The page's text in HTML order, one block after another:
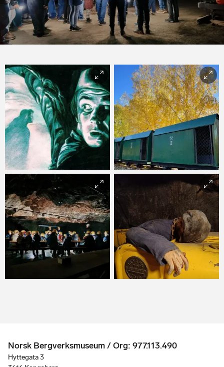
Gruvetoget står ute i
Saggrenda
K. Becker/ Norsk
Bergverksmuseum
Død mann på loket
Norsk Bergverksmuseum / Org: 977.113.490
Hyttegata 3